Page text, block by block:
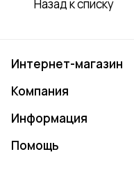
Назад к списку
Интернет-магазин
Компания
Информация
Помощь